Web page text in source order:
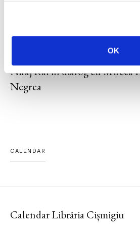
OK
Istoria societății umane, o
Niraj Rai în dialog cu Mircea
Negrea
CALENDAR
Calendar Librăria Cișmigiu